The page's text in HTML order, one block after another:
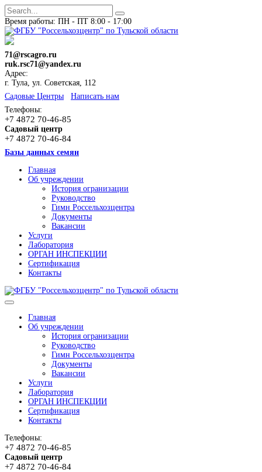
Время работы: ПН - ПТ 8:00 - 17:00
71@rscagro.ru
ruk.rsc71@yandex.ru
Адрес:
г. Тула, ул. Советская, 112
Cадовые Центры
Написать нам
Телефоны:
+7 4872 70-46-85
Садовый центр
+7 4872 70-46-84
Базы данных семян
Главная
Об учреждении
История огранизации
Руководство
Гимн Россельхозцентра
Документы
Вакансии
Услуги
Лаборатория
ОРГАН ИНСПЕКЦИИ
Сертификация
Контакты
Главная
Об учреждении
История огранизации
Руководство
Гимн Россельхозцентра
Документы
Вакансии
Услуги
Лаборатория
ОРГАН ИНСПЕКЦИИ
Сертификация
Контакты
Телефоны:
+7 4872 70-46-85
Садовый центр
+7 4872 70-46-84